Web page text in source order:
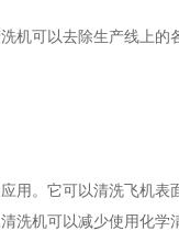
机可以去除生产线上
用。它可以清洗飞机
洗机可以减少使用化